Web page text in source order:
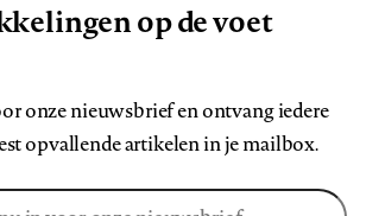
op de voet
onze nieuwsbrief en ontvang iedere
opvallende artikelen in je mailbox.